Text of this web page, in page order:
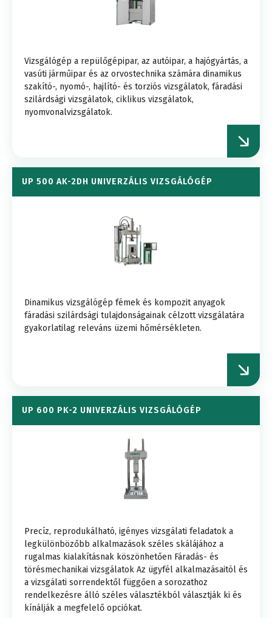
Vizsgálógép a repülőgépipar, az autóipar, a hajógyártás, a
vasúti járműipar és az orvostechnika számára dinamikus
szakító-, nyomó-, hajlító- és torziós vizsgálatok, fáradási
szilárdsági vizsgálatok, ciklikus vizsgálatok,
nyomvonalvizsgálatok.
UP 500 AK-2DH UNIVERZÁLIS VIZSGÁLÓGÉP
Dinamikus vizsgálógép fémek és kompozit anyagok
fáradási szilárdsági tulajdonságainak célzott vizsgálatára
gyakorlatilag releváns üzemi hőmérsékleten.
UP 600 PK-2 UNIVERZÁLIS VIZSGÁLÓGÉP
Precíz, reprodukálható, igényes vizsgálati feladatok a
legkülönbözőbb alkalmazások széles skálájához a
rugalmas kialakításnak köszönhetően Fáradás- és
törésmechanikai vizsgálatok Az ügyfél alkalmazásaitól és
a vizsgálati sorrendektől függően a sorozathoz
rendelkezésre álló széles választékból választják ki és
kínálják a megfelelő opciókat.